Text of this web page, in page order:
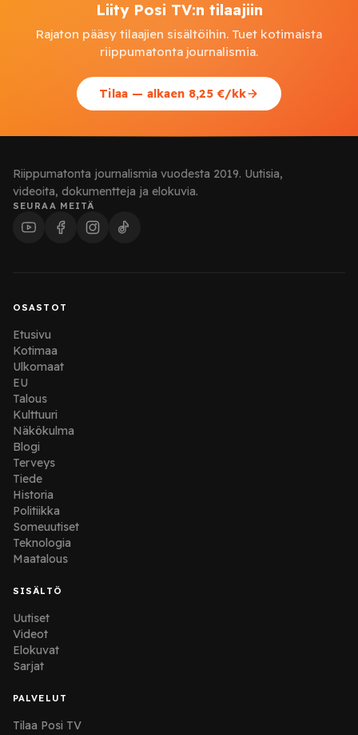
Liity Posi TV:n tilaajiin
Rajaton pääsy tilaajien sisältöihin. Tuet kotimaista
riippumatonta journalismia.
Tilaa — alkaen 8,25 €/kk
Riippumatonta journalismia vuodesta 2019. Uutisia,
videoita, dokumentteja ja elokuvia.
SEURAA MEITÄ
OSASTOT
Etusivu
Kotimaa
Ulkomaat
EU
Talous
Kulttuuri
Näkökulma
Blogi
Terveys
Tiede
Historia
Politiikka
Someuutiset
Teknologia
Maatalous
SISÄLTÖ
Uutiset
Videot
Elokuvat
Sarjat
PALVELUT
Tilaa Posi TV